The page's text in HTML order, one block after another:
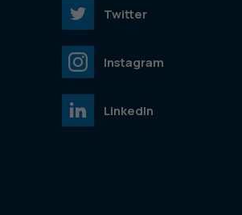
Twitter
Instagram
LinkedIn